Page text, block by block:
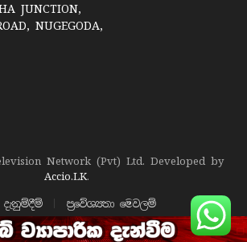
JUNCTION,
NUGEGODA,
Network (Pvt) Ltd. Developed by
Accio.LK.
ප්‍රවේශ්‍යතා මෙවලම්